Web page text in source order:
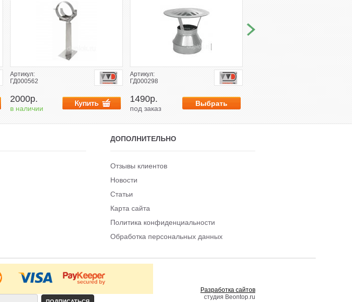
Артикул:
ГД000562
2000р.
в наличии
Артикул:
ГД000298
1490р.
под заказ
ДОПОЛНИТЕЛЬНО
Отзывы клиентов
Новости
Статьи
Карта сайта
Политика конфиденциальности
Обработка персональных данных
Разработка сайтов
студия Beontop.ru